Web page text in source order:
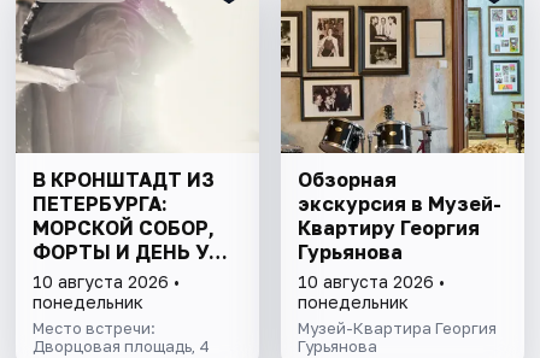
В КРОНШТАДТ ИЗ
ПЕТЕРБУРГА:
МОРСКОЙ СОБОР,
ФОРТЫ И ДЕНЬ У
ФИНСКОГО ЗАЛИВА.
ВСЁ ВКЛЮЧЕНО
10 августа 2026 •
понедельник
Место встречи:
Дворцовая площадь, 4
Обзорная
экскурсия в Музей-
Квартиру Георгия
Гурьянова
10 августа 2026 •
понедельник
Музей-Квартира Георгия
Гурьянова